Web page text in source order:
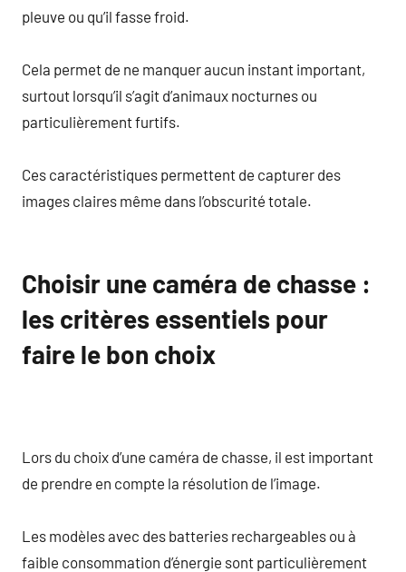
pleuve ou qu’il fasse froid.
Cela permet de ne manquer aucun instant important,
surtout lorsqu’il s’agit d’animaux nocturnes ou
particulièrement furtifs.
Ces caractéristiques permettent de capturer des
images claires même dans l’obscurité totale.
Choisir une caméra de chasse :
les critères essentiels pour
faire le bon choix
Lors du choix d’une caméra de chasse, il est important
de prendre en compte la résolution de l’image.
Les modèles avec des batteries rechargeables ou à
faible consommation d’énergie sont particulièrement